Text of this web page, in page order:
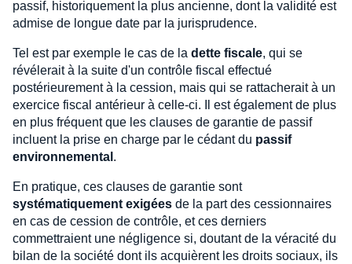
passif, historiquement la plus ancienne, dont la validité est
admise de longue date par la jurisprudence.
Tel est par exemple le cas de la dette fiscale, qui se
révélerait à la suite d'un contrôle fiscal effectué
postérieurement à la cession, mais qui se rattacherait à un
exercice fiscal antérieur à celle-ci. Il est également de plus
en plus fréquent que les clauses de garantie de passif
incluent la prise en charge par le cédant du passif
environnemental .
En pratique, ces clauses de garantie sont
systématiquement exigées de la part des cessionnaires
en cas de cession de contrôle, et ces derniers
commettraient une négligence si, doutant de la véracité du
bilan de la société dont ils acquièrent les droits sociaux, ils